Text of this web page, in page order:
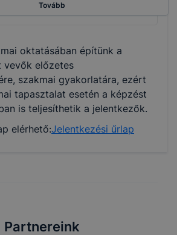
Tovább
oktatásában építünk a
vevők előzetes
szakmai gyakorlatára, ezért
tapasztalat esetén a képzést
is teljesíthetik a jelentkezők.
elérhető:Jelentkezési űrlap
Partnereink